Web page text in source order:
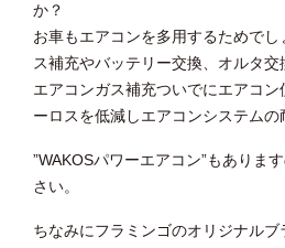
か？
お車もエアコンを多用するためで
ス補充やバッテリー交換、オルタ交
エアコンガス補充ついでにエアコ
ーロスを低減しエアコンシステム
”WAKOSパワーエアコン”もありま
さい。
ちなみにフラミンゴのオリジナルブ